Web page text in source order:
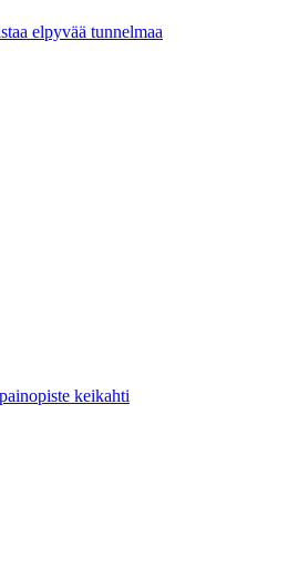
elpyvää tunnelmaa
keikahti